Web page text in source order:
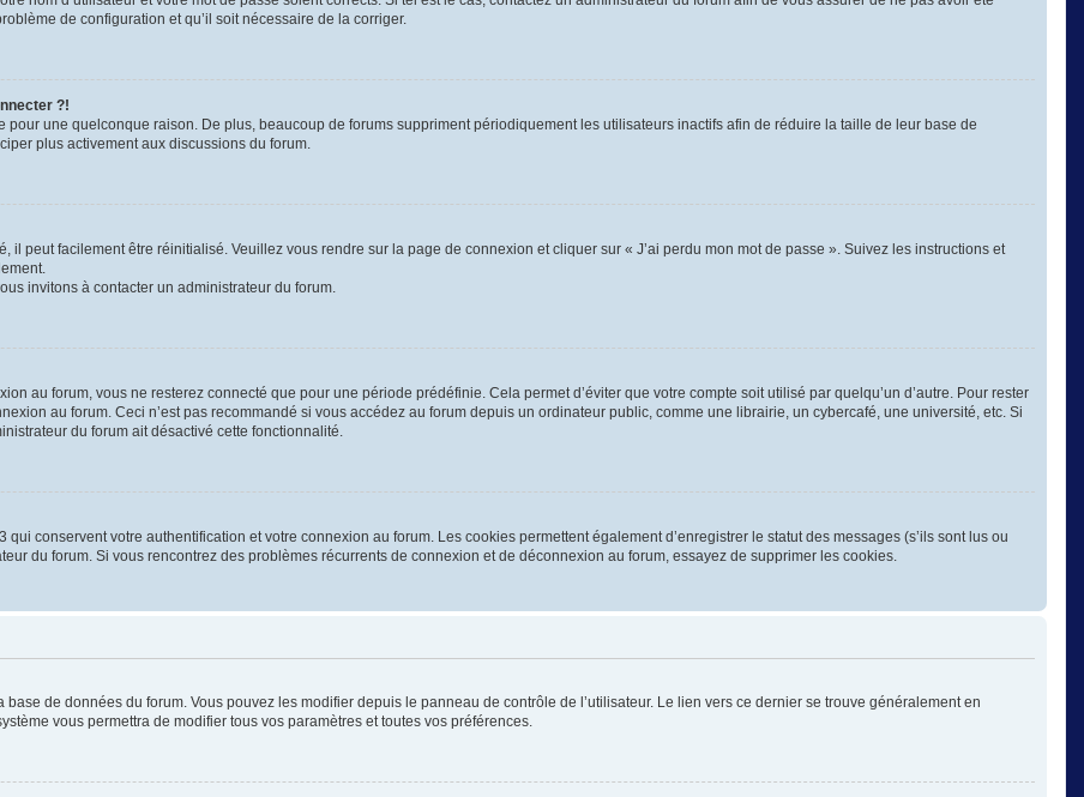
de configuration et qu’il soit nécessaire de la corriger.
?!
pour une quelconque raison. De plus, beaucoup de forums suppriment périodiquement les utilisateurs inactifs afin de réduire la taille de leur base de
plus activement aux discussions du forum.
il peut facilement être réinitialisé. Veuillez vous rendre sur la page de connexion et cliquer sur « J’ai perdu mon mot de passe ». Suivez les instructions et
invitons à contacter un administrateur du forum.
au forum, vous ne resterez connecté que pour une période prédéfinie. Cela permet d’éviter que votre compte soit utilisé par quelqu’un d’autre. Pour rester
au forum. Ceci n’est pas recommandé si vous accédez au forum depuis un ordinateur public, comme une librairie, un cybercafé, une université, etc. Si
du forum ait désactivé cette fonctionnalité.
conservent votre authentification et votre connexion au forum. Les cookies permettent également d’enregistrer le statut des messages (s’ils sont lus ou
du forum. Si vous rencontrez des problèmes récurrents de connexion et de déconnexion au forum, essayez de supprimer les cookies.
de données du forum. Vous pouvez les modifier depuis le panneau de contrôle de l’utilisateur. Le lien vers ce dernier se trouve généralement en
vous permettra de modifier tous vos paramètres et toutes vos préférences.